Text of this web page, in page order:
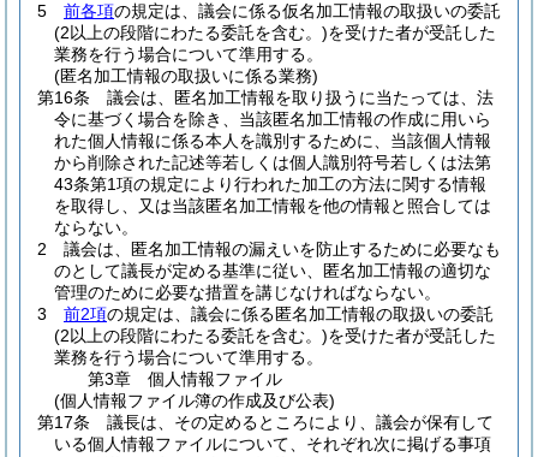
5
前各項の規定は、議会に係る仮名加工情報の取扱いの委託
(2以上の段階にわたる委託を含む。)を受けた者が受託した
業務を行う場合について準用する。
(匿名加工情報の取扱いに係る業務)
第16条
議会は、匿名加工情報を取り扱うに当たっては、法
令に基づく場合を除き、当該匿名加工情報の作成に用いら
れた個人情報に係る本人を識別するために、当該個人情報
から削除された記述等若しくは個人識別符号若しくは法第
43条第1項の規定により行われた加工の方法に関する情報
を取得し、又は当該匿名加工情報を他の情報と照合しては
ならない。
2
議会は、匿名加工情報の漏えいを防止するために必要なも
のとして議長が定める基準に従い、匿名加工情報の適切な
管理のために必要な措置を講じなければならない。
3
前2項の規定は、議会に係る匿名加工情報の取扱いの委託
(2以上の段階にわたる委託を含む。)を受けた者が受託した
業務を行う場合について準用する。
第3章
個人情報ファイル
(個人情報ファイル簿の作成及び公表)
第17条
議長は、その定めるところにより、議会が保有して
いる個人情報ファイルについて、それぞれ次に掲げる事項